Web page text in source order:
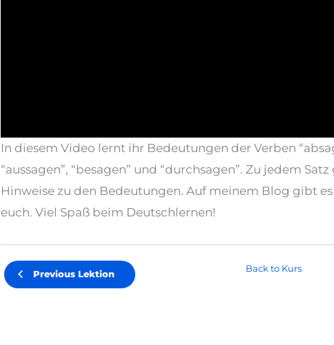
In diesem Video lernt ihr Bedeutungen der Verben
“aussagen”, “besagen” und “durchsagen”. Zu jedem
Hinweise zu den Bedeutungen. Auf meinem Blog gibt
euch. Viel Spaß beim Deutschlernen!
Previous Lektion
Back to Kurs